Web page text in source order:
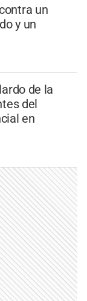
un
y un
de la
del
en